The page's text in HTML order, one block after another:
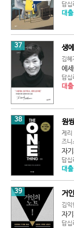
답십
대
37 생
김
에세
답십
대
38 원
게리
즈니
자
답십
대
39 거
김
자
답십